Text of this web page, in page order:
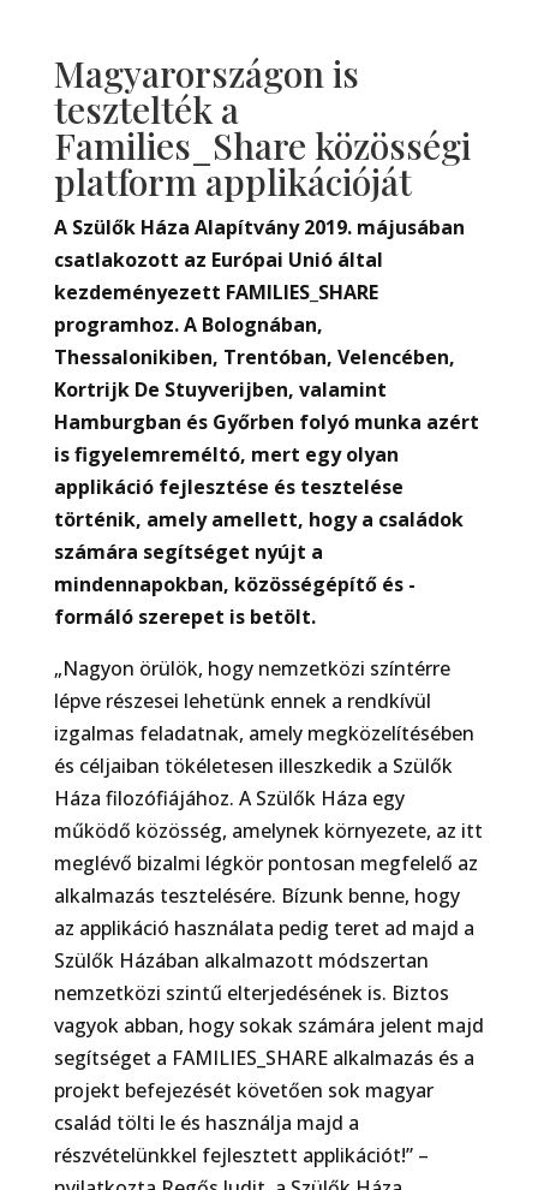
Magyarországon is
tesztelték a
Families_Share közösségi
platform applikációját
A Szülők Háza Alapítvány 2019. májusában
csatlakozott az Európai Unió által
kezdeményezett FAMILIES_SHARE
programhoz. A Bolognában,
Thessalonikiben, Trentóban, Velencében,
Kortrijk De Stuyverijben, valamint
Hamburgban és Győrben folyó munka azért
is figyelemreméltó, mert egy olyan
applikáció fejlesztése és tesztelése
történik, amely amellett, hogy a családok
számára segítséget nyújt a
mindennapokban, közösségépítő és -
formáló szerepet is betölt.
„Nagyon örülök, hogy nemzetközi színtérre
lépve részesei lehetünk ennek a rendkívül
izgalmas feladatnak, amely megközelítésében
és céljaiban tökéletesen illeszkedik a Szülők
Háza filozófiájához. A Szülők Háza egy
működő közösség, amelynek környezete, az itt
meglévő bizalmi légkör pontosan megfelelő az
alkalmazás tesztelésére. Bízunk benne, hogy
az applikáció használata pedig teret ad majd a
Szülők Házában alkalmazott módszertan
nemzetközi szintű elterjedésének is. Biztos
vagyok abban, hogy sokak számára jelent majd
segítséget a FAMILIES_SHARE alkalmazás és a
projekt befejezését követően sok magyar
család tölti le és használja majd a
részvételünkkel fejlesztett applikációt!” –